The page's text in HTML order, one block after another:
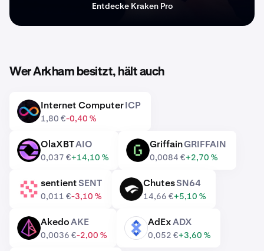
Entdecke Kraken Pro
Wer Arkham besitzt, hält auch
ICP Internet ComputerICP
1,80 €-0,40 %
OlaXBTAIO
0,037 €+14,10 %
GRIFFAIN GriffainGRIFFAIN
0,0084 €+2,70 %
SENT sentientSENT
0,011 €-3,10 %
SN64 ChutesSN64
14,66 €+5,10 %
AKE AkedoAKE
0,0036 €-2,00 %
ADX AdExADX
0,052 €+3,60 %